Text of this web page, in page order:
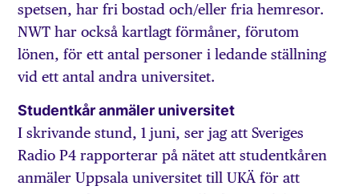
spetsen, har fri bostad och/eller fria hemresor.
NWT har också kartlagt förmåner, förutom
lönen, för ett antal personer i ledande ställning
vid ett antal andra universitet.
Studentkår anmäler universitet
I skrivande stund, 1 juni, ser jag att Sveriges
Radio P4 rapporterar på nätet att studentkåren
anmäler Uppsala universitet till UKÄ för att